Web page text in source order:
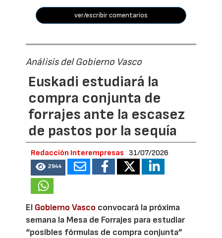
ver/escribir comentarios
Análisis del Gobierno Vasco
Euskadi estudiará la
compra conjunta de
forrajes ante la escasez
de pastos por la sequía
Redacción Interempresas 31/07/2026
2944
El Gobierno Vasco convocará la próxima
semana la Mesa de Forrajes para estudiar
“posibles fórmulas de compra conjunta”